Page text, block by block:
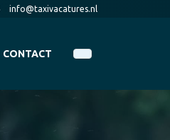
info@taxivacatures.nl
CONTACT